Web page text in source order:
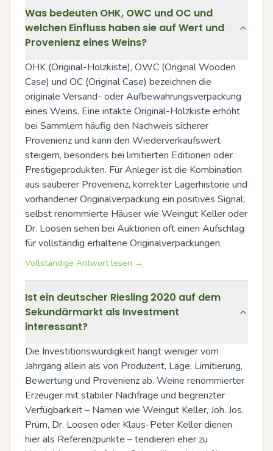
Was bedeuten OHK, OWC und OC und
welchen Einfluss haben sie auf Wert und
Provenienz eines Weins?
OHK (Original-Holzkiste), OWC (Original Wooden
Case) und OC (Original Case) bezeichnen die
originale Versand- oder Aufbewahrungsverpackung
eines Weins. Eine intakte Original-Holzkiste erhöht
bei Sammlern häufig den Nachweis sicherer
Provenienz und kann den Wiederverkaufswert
steigern, besonders bei limitierten Editionen oder
Prestigeprodukten. Für Anleger ist die Kombination
aus sauberer Provenienz, korrekter Lagerhistorie und
vorhandener Originalverpackung ein positives Signal;
selbst renommierte Häuser wie Weingut Keller oder
Dr. Loosen sehen bei Auktionen oft einen Aufschlag
für vollständig erhaltene Originalverpackungen.
Vollständige Antwort lesen →
Ist ein deutscher Riesling 2020 auf dem
Sekundärmarkt als Investment
interessant?
Die Investitionswürdigkeit hängt weniger vom
Jahrgang allein als von Produzent, Lage, Limitierung,
Bewertung und Provenienz ab. Weine renommierter
Erzeuger mit stabiler Nachfrage und begrenzter
Verfügbarkeit – Namen wie Weingut Keller, Joh. Jos.
Prüm, Dr. Loosen oder Klaus-Peter Keller dienen
hier als Referenzpunkte – tendieren eher zu